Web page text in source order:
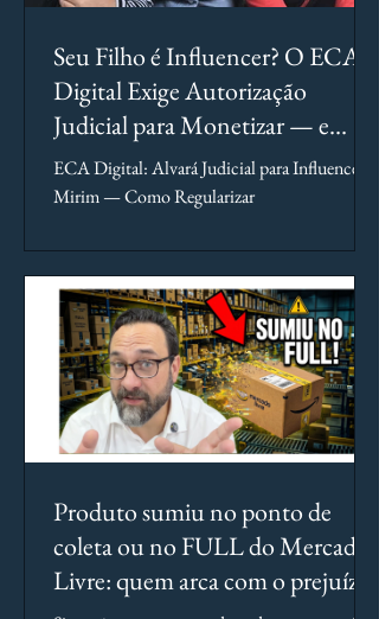
Seu Filho é Influencer? O ECA
Digital Exige Autorização
Judicial para Monetizar — e
Você Pode Perder Tudo Sem Ela
ECA Digital: Alvará Judicial para Influencer
Mirim — Como Regularizar
Produto sumiu no ponto de
coleta ou no FULL do Mercado
Livre: quem arca com o prejuízo?